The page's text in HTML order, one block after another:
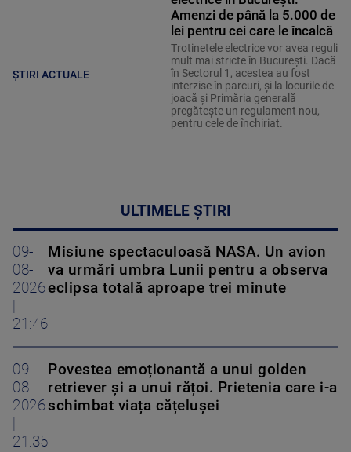
ȘTIRI ACTUALE
Amenzi de până la 5.000 de
lei pentru cei care le încalcă
Trotinetele electrice vor avea reguli
mult mai stricte în București. Dacă
în Sectorul 1, acestea au fost
interzise în parcuri, și la locurile de
joacă și Primăria generală
pregătește un regulament nou,
pentru cele de închiriat.
ULTIMELE ȘTIRI
09-
08-
2026
21:46
Misiune spectaculoasă NASA. Un avion
va urmări umbra Lunii pentru a observa
eclipsa totală aproape trei minute
09-
08-
2026
21:35
Povestea emoționantă a unui golden
retriever și a unui rățoi. Prietenia care i-a
schimbat viața cățelușei